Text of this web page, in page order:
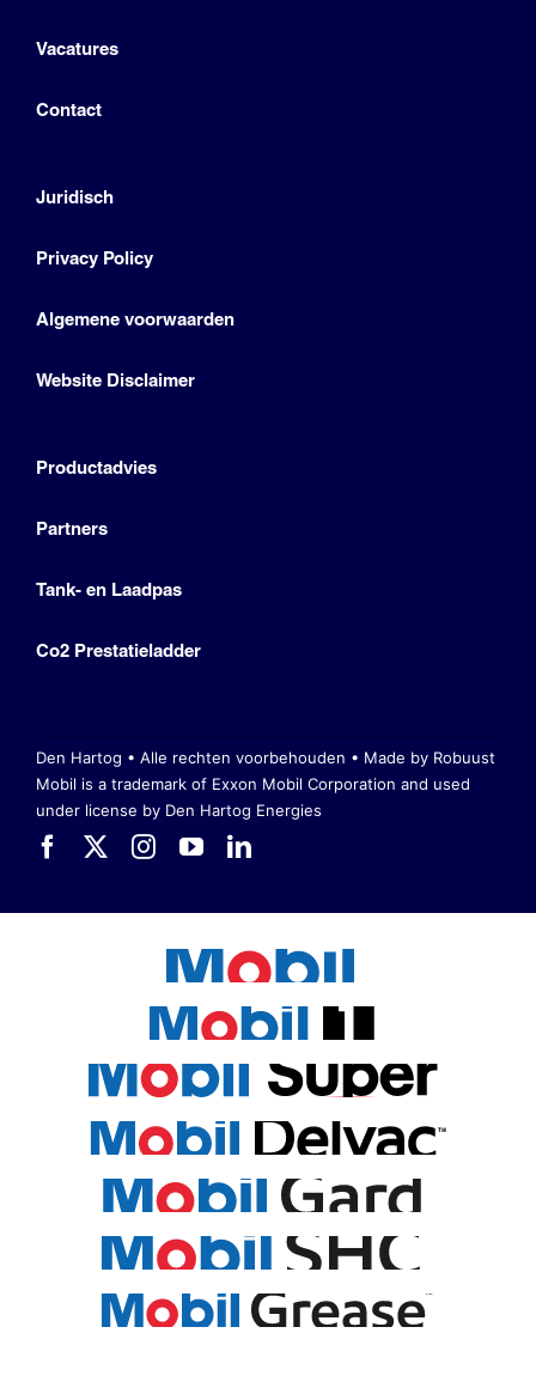
Vacatures
Contact
Juridisch
Privacy Policy
Algemene voorwaarden
Website Disclaimer
Productadvies
Partners
Tank- en Laadpas
Co2 Prestatieladder
Den Hartog • Alle rechten voorbehouden • Made by Robuust
Mobil is a trademark of Exxon Mobil Corporation and used
under license by Den Hartog Energies